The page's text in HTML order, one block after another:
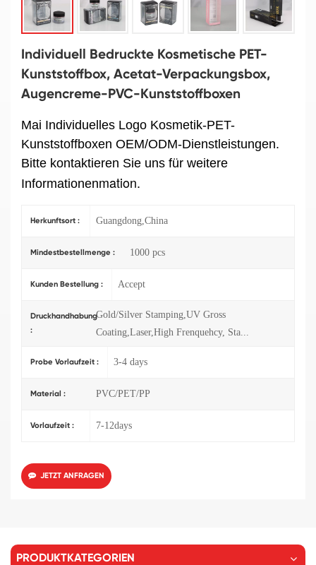
Individuell Bedruckte Kosmetische PET-
Kunststoffbox, Acetat-Verpackungsbox,
Augencreme-PVC-Kunststoffboxen
Mai Individuelles Logo Kosmetik-PET-
Kunststoffboxen OEM/ODM-Dienstleistungen.
Bitte kontaktieren Sie uns für weitere
Informationenmation.
Herkunftsort : Guangdong,China
Mindestbestellmenge : 1000 pcs
Kunden Bestellung : Accept
Druckhandhabung
:
Gold/Silver Stamping,UV Gross
Coating,Laser,High Frenquehcy, Sta...
Probe Vorlaufzeit : 3-4 days
Material : PVC/PET/PP
Vorlaufzeit : 7-12days
JETZT ANFRAGEN
PRODUKTKATEGORIEN